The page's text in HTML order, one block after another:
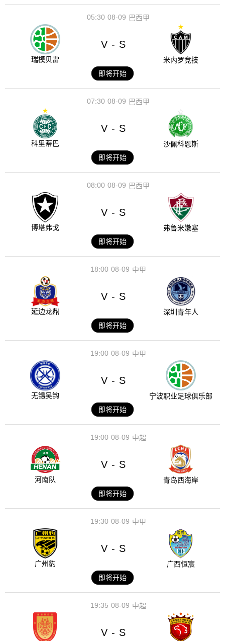
08-09
05:30 巴西甲
瑞模贝雷
V - S
米内罗竞技
即将开始
08-09
07:30 巴西甲
科里蒂巴
V - S
沙佩科恩斯
即将开始
08-09
08:00 巴西甲
博塔弗戈
V - S
弗鲁米嫩塞
即将开始
08-09
18:00 中甲
延边龙鼎
V - S
深圳青年人
即将开始
08-09
19:00 中甲
无锡吴钩
V - S
宁波职业足球俱乐部
即将开始
08-09
19:00 中超
河南队
V - S
青岛西海岸
即将开始
08-09
19:30 中甲
广州豹
V - S
广西恒宸
即将开始
08-09
19:35 中超
V - S